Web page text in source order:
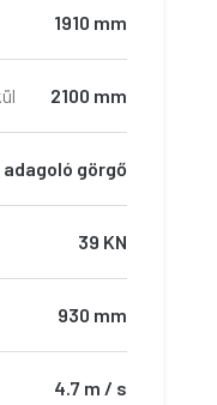
1910 mm
2100 mm
adagoló görgő
39 KN
930 mm
4.7 m / s